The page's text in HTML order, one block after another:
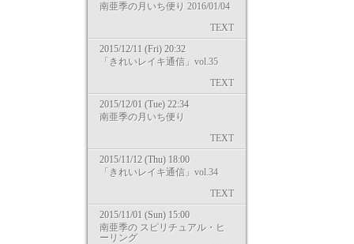
南亜季の月いち便り 2016/01/04
TEXT
2015/12/11 (Fri) 20:32
「きれいレイキ通信」vol.35
TEXT
2015/12/01 (Tue) 22:34
南亜季の月いち便り
TEXT
2015/11/12 (Thu) 18:00
「きれいレイキ通信」vol.34
TEXT
2015/11/01 (Sun) 15:00
南亜季の スピリチュアル・ヒ
ーリング